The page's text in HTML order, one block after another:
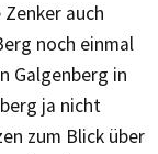
auch
noch einmal
Galgenberg in
ja nicht
zum Blick über